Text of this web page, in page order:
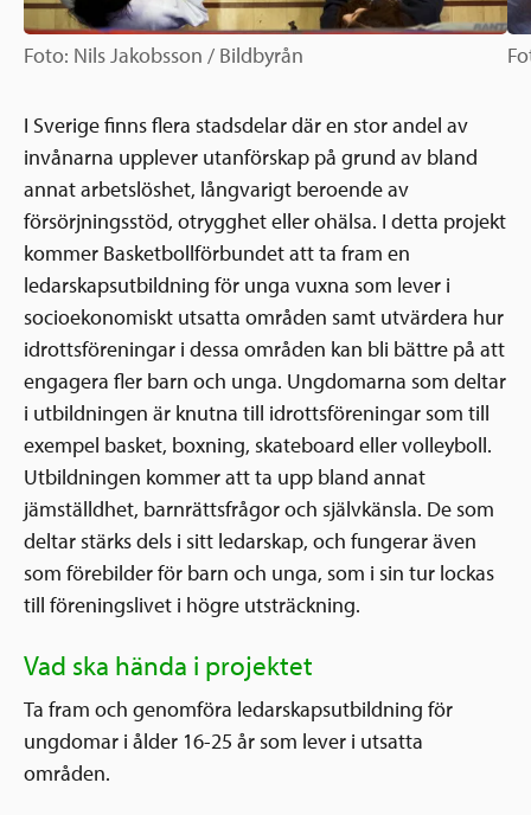
Foto: Nils Jakobsson / Bildbyrån
I Sverige finns flera stadsdelar där en stor andel av
invånarna upplever utanförskap på grund av bland
annat arbetslöshet, långvarigt beroende av
försörjningsstöd, otrygghet eller ohälsa. I detta projekt
kommer Basketbollförbundet att ta fram en
ledarskapsutbildning för unga vuxna som lever i
socioekonomiskt utsatta områden samt utvärdera hur
idrottsföreningar i dessa områden kan bli bättre på att
engagera fler barn och unga. Ungdomarna som deltar
i utbildningen är knutna till idrottsföreningar som till
exempel basket, boxning, skateboard eller volleyboll.
Utbildningen kommer att ta upp bland annat
jämställdhet, barnrättsfrågor och självkänsla. De som
deltar stärks dels i sitt ledarskap, och fungerar även
som förebilder för barn och unga, som i sin tur lockas
till föreningslivet i högre utsträckning.
Vad ska hända i projektet
Ta fram och genomföra ledarskapsutbildning för
ungdomar i ålder 16-25 år som lever i utsatta
områden.